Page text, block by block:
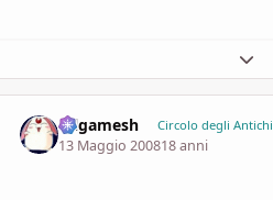
Gilgamesh Circolo degli Antichi
13 Maggio 200818 anni